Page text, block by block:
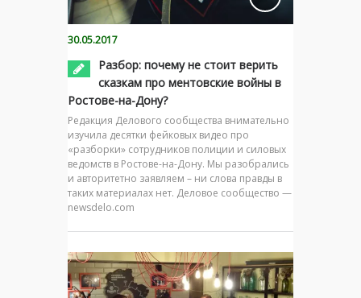
30.05.2017
Разбор: почему не стоит верить
сказкам про ментовские войны в
Ростове-на-Дону?
Редакция Делового сообщества внимательно
изучила десятки фейковых видео про
«разборки» сотрудников полиции и силовых
ведомств в Ростове-на-Дону. Мы разобрались
и авторитетно заявляем – ни слова правды в
таких материалах нет. Деловое сообщество —
newsdelo.com